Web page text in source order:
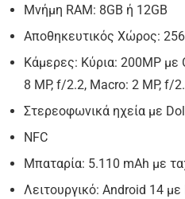
Μνήμη RAM: 8GB ή 12GB
Αποθηκευτικός Χώρος:
Κάμερες: Κύρια: 200MP
8 MP, f/2.2, Macro: 2 MP, f/
Στερεοφωνικά ηχεία με
NFC
Μπαταρία: 5.110 mAh με
Λειτουργικό: Android 14 με